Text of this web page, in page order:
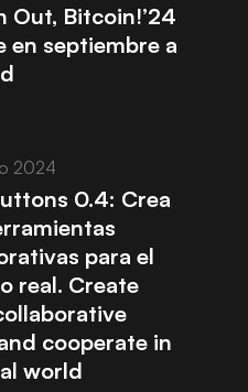
Out, Bitcoin!’24
en septiembre a
2024
0.4: Crea
para el
real. Create
cooperate in
world